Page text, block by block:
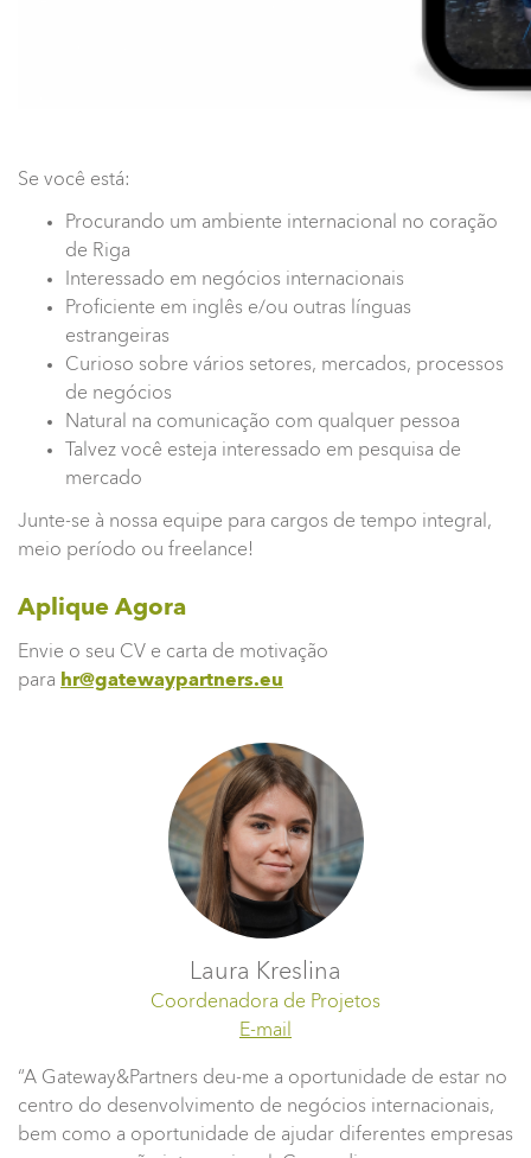
Se você está:
Procurando um ambiente internacional no coração
de Riga
Interessado em negócios internacionais
Proficiente em inglês e/ou outras línguas
estrangeiras
Curioso sobre vários setores, mercados, processos
de negócios
Natural na comunicação com qualquer pessoa
Talvez você esteja interessado em pesquisa de
mercado
Junte-se à nossa equipe para cargos de tempo integral,
meio período ou freelance!
Aplique Agora
Envie o seu CV e carta de motivação
para hr@gatewaypartners.eu
Laura Kreslina
Coordenadora de Projetos
E-mail
“A Gateway&Partners deu-me a oportunidade de estar no
centro do desenvolvimento de negócios internacionais,
bem como a oportunidade de ajudar diferentes empresas